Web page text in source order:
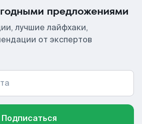
предложениями
лучшие лайфхаки,
от экспертов
Подписаться